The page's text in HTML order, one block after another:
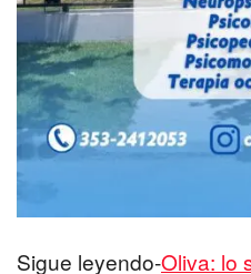
Sigue leyendo-Oliva: lo